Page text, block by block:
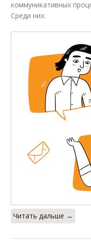
коммуникативных
Среди них:
Читать дальше →